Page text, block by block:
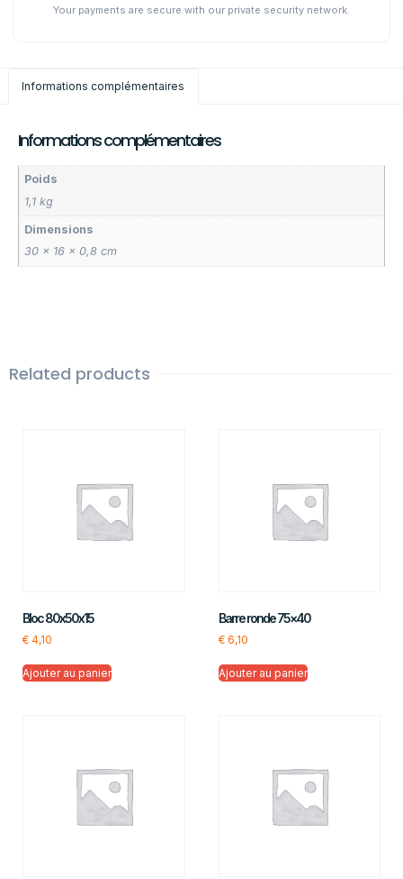
Your payments are secure with our private security network.
Informations complémentaires
Informations complémentaires
Poids
1,1 kg
Dimensions
30 × 16 × 0,8 cm
Related products
Bloc 80x50x15
€ 4,10
Ajouter au panier
Barre ronde 75×40
€6,10
Ajouter au panier